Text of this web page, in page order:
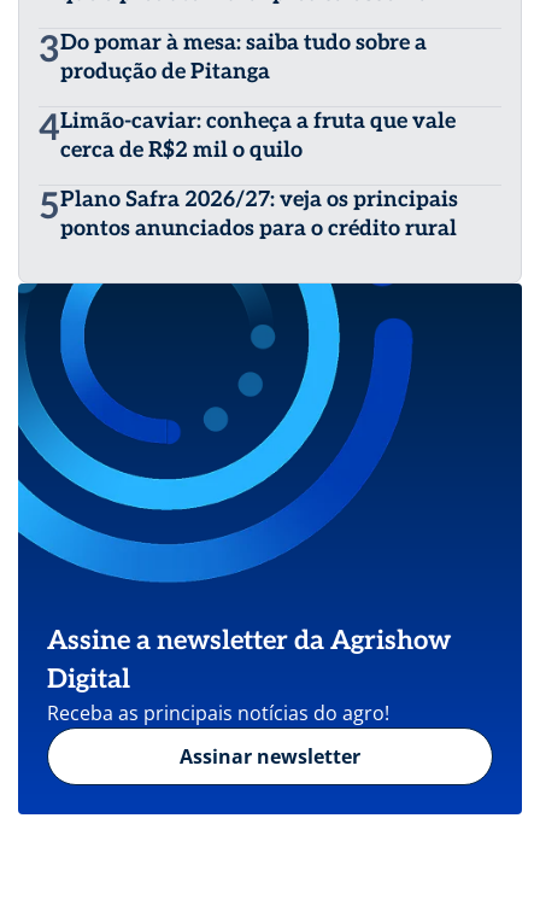
3Do pomar à mesa: saiba tudo sobre a
produção de Pitanga
4Limão-caviar: conheça a fruta que vale
cerca de R$2 mil o quilo
5Plano Safra 2026/27: veja os principais
pontos anunciados para o crédito rural
Assine a newsletter da Agrishow
Digital
Receba as principais notícias do agro!
Assinar newsletter